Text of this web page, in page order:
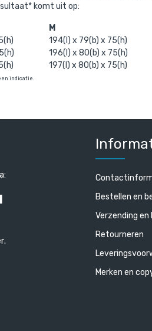
komt uit op:
M
194(l) x 79(b) x 75(h)
196(l) x 80(b) x 75(h)
197(l) x 80(b) x 75(h)
indicatie.
.
Bestellen en
Verzending en
Retourneren
Merken en